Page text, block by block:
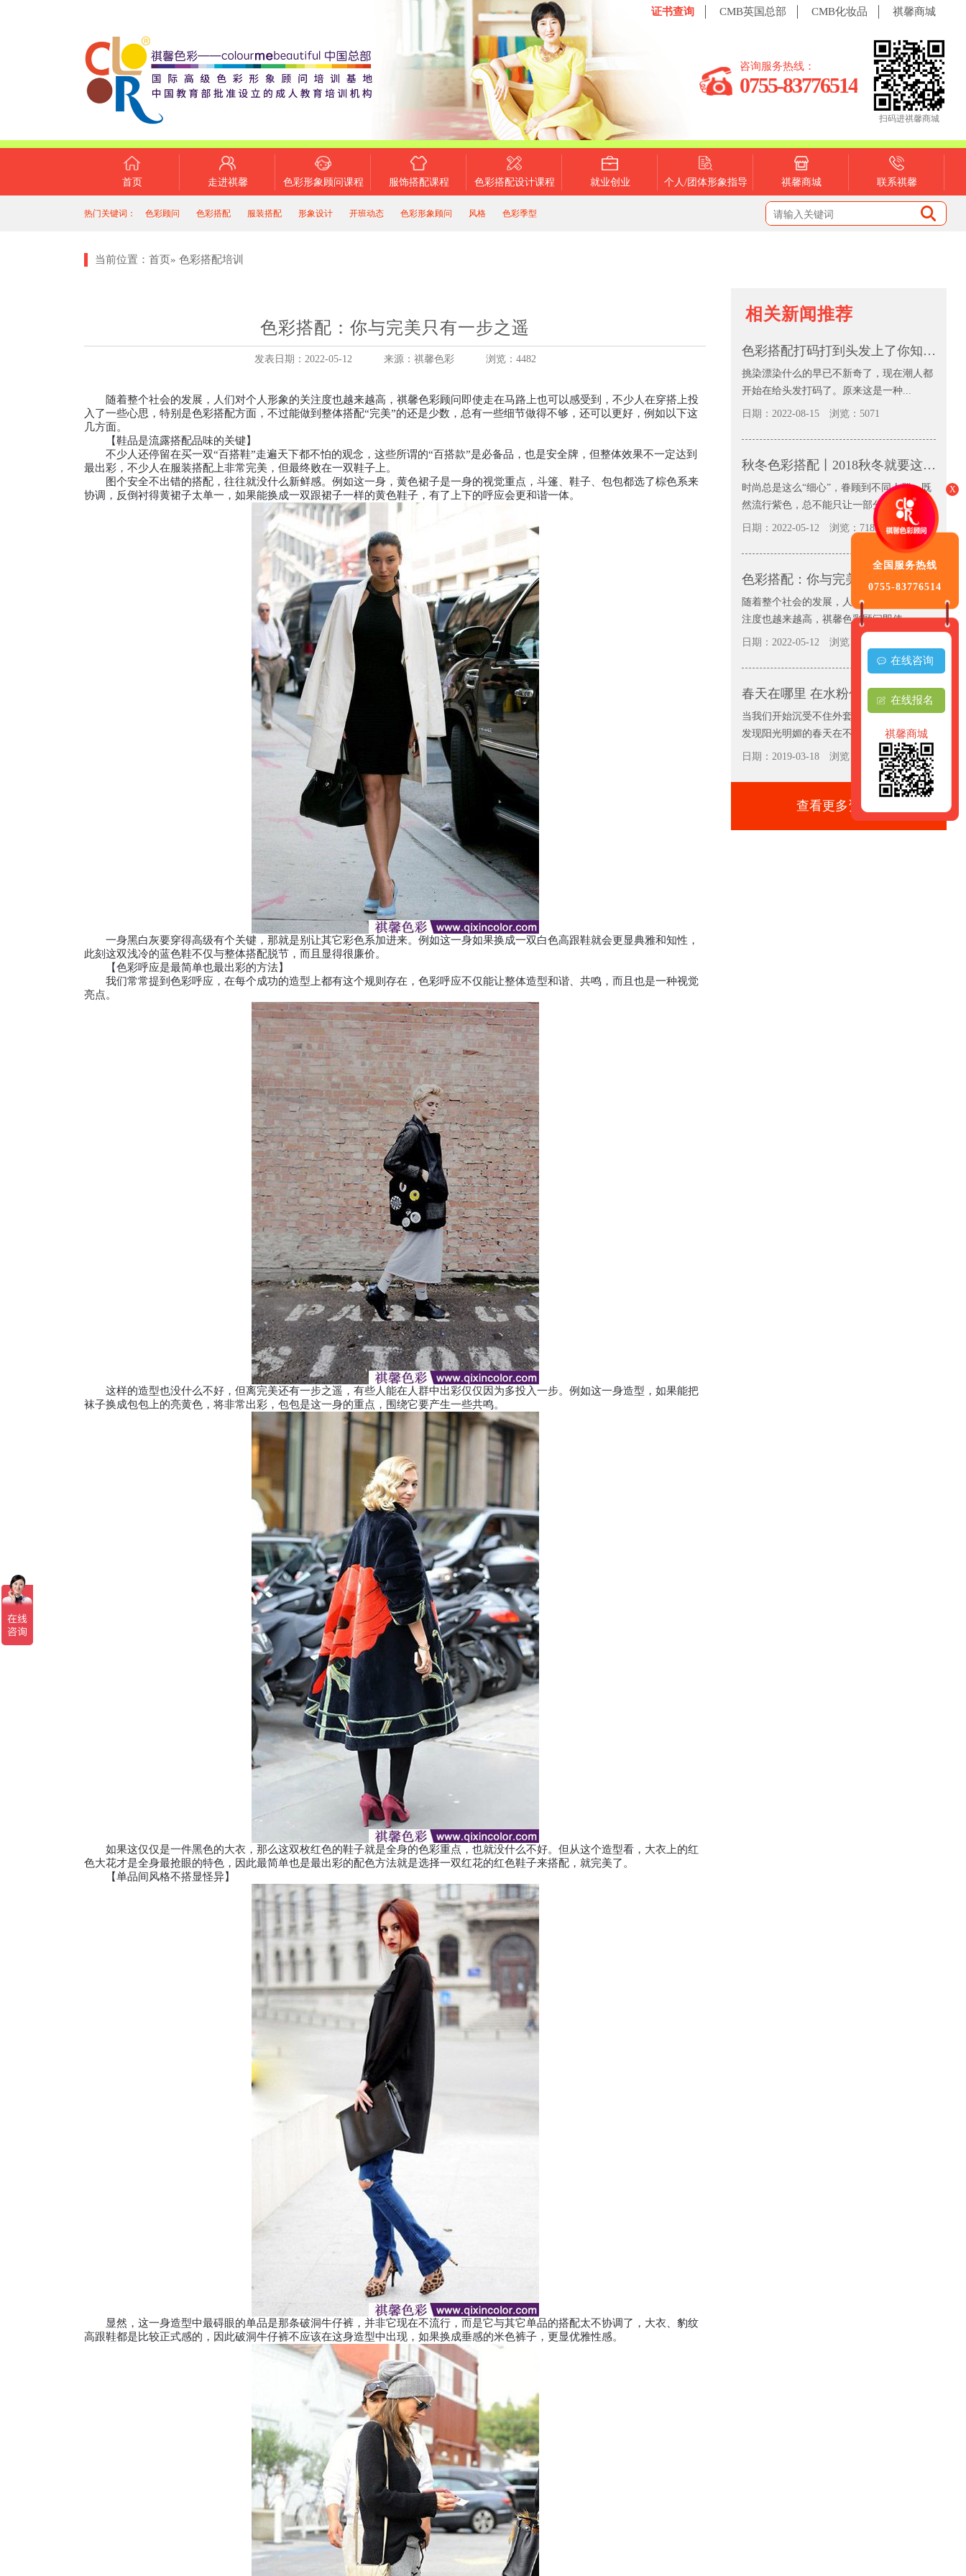
证书查询 CMB英国总部 CMB化妆品 祺馨商城
咨询服务热线：
0755-83776514
扫码进祺馨商城
首页 走进祺馨 色彩形象顾问课程 服饰搭配课程 色彩搭配设计课程 就业创业 个人/团体形象指导 祺馨商城 联系祺馨
热门关键词： 色彩顾问 色彩搭配 服装搭配 形象设计 开班动态 色彩形象顾问 风格 色彩季型
当前位置： 首页» 色彩搭配培训
色彩搭配：你与完美只有一步之遥
发表日期：2022-05-12 来源：祺馨色彩 浏览：4482
随着整个社会的发展，人们对个人形象的关注度也越来越高，祺馨色彩顾问即使走在马路上也可以感受到，不少人在穿搭上投
入了一些心思，特别是色彩搭配方面，不过能做到整体搭配“完美”的还是少数，总有一些细节做得不够，还可以更好，例如以下这
几方面。
【鞋品是流露搭配品味的关键】
不少人还停留在买一双“百搭鞋”走遍天下都不怕的观念，这些所谓的“百搭款”是必备品，也是安全牌，但整体效果不一定达到
最出彩，不少人在服装搭配上非常完美，但最终败在一双鞋子上。
图个安全不出错的搭配，往往就没什么新鲜感。例如这一身，黄色裙子是一身的视觉重点，斗篷、鞋子、包包都选了棕色系来
协调，反倒衬得黄裙子太单一，如果能换成一双跟裙子一样的黄色鞋子，有了上下的呼应会更和谐一体。
一身黑白灰要穿得高级有个关键，那就是别让其它彩色系加进来。例如这一身如果换成一双白色高跟鞋就会更显典雅和知性，
此刻这双浅冷的蓝色鞋不仅与整体搭配脱节，而且显得很廉价。
【色彩呼应是最简单也最出彩的方法】
我们常常提到色彩呼应，在每个成功的造型上都有这个规则存在，色彩呼应不仅能让整体造型和谐、共鸣，而且也是一种视觉
亮点。
这样的造型也没什么不好，但离完美还有一步之遥，有些人能在人群中出彩仅仅因为多投入一步。例如这一身造型，如果能把
袜子换成包包上的亮黄色，将非常出彩，包包是这一身的重点，围绕它要产生一些共鸣。
如果这仅仅是一件黑色的大衣，那么这双枚红色的鞋子就是全身的色彩重点，也就没什么不好。但从这个造型看，大衣上的红
色大花才是全身最抢眼的特色，因此最简单也是最出彩的配色方法就是选择一双红花的红色鞋子来搭配，就完美了。
【单品间风格不搭显怪异】
显然，这一身造型中最碍眼的单品是那条破洞牛仔裤，并非它现在不流行，而是它与其它单品的搭配太不协调了，大衣、豹纹
高跟鞋都是比较正式感的，因此破洞牛仔裤不应该在这身造型中出现，如果换成垂感的米色裤子，更显优雅性感。
相关新闻推荐
色彩搭配打码打到头发上了你知道吗
挑染漂染什么的早已不新奇了，现在潮人都
开始在给头发打码了。原来这是一种...
日期：2022-08-15 浏览：5071
秋冬色彩搭配丨2018秋冬就要这样“紫”穿之——薰衣草紫
时尚总是这么“细心”，眷顾到不同人群。既
然流行紫色，总不能只让一部分人...
日期：2022-05-12 浏览：7183
色彩搭配：你与完美只有一步之遥
随着整个社会的发展，人们对个人形象的关
注度也越来越高，祺馨色彩顾问即使...
日期：2022-05-12 浏览：4483
春天在哪里 在水粉色的公主梦里
当我们开始沉受不住外套带来的闷热感，才
发现阳光明媚的春天在不知不觉中降...
日期：2019-03-18 浏览：4470
查看更多资讯+
X
全国服务热线
0755-83776514
在线咨询
在线报名
祺馨商城